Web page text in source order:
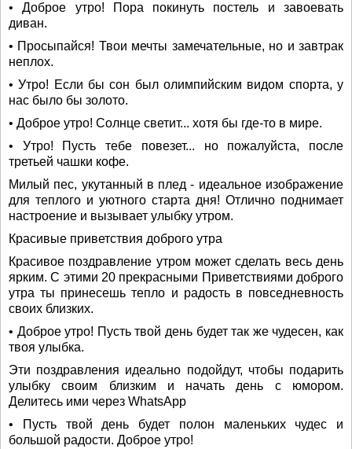
• Доброе утро! Пора покинуть постель и завоевать
диван.
• Просыпайся! Твои мечты замечательные, но и завтрак
неплох.
• Утро! Если бы сон был олимпийским видом спорта, у
нас было бы золото.
• Доброе утро! Солнце светит... хотя бы где-то в мире.
• Утро! Пусть тебе повезет... но пожалуйста, после
третьей чашки кофе.
Милый пес, укутанный в плед - идеальное изображение
для теплого и уютного старта дня! Отлично поднимает
настроение и вызывает улыбку утром.
Красивые приветствия доброго утра
Красивое поздравление утром может сделать весь день
ярким. С этими 20 прекрасными Приветствиями доброго
утра ты принесешь тепло и радость в повседневность
своих близких.
• Доброе утро! Пусть твой день будет так же чудесен, как
твоя улыбка.
Эти поздравления идеально подойдут, чтобы подарить
улыбку своим близким и начать день с юмором.
Делитесь ими через WhatsApp
• Пусть твой день будет полон маленьких чудес и
большой радости. Доброе утро!